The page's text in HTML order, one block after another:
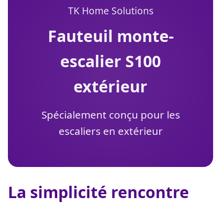
TK Home Solutions
fauteuil monte-
escalier S100
extérieur
Spécialement conçu pour les
escaliers en extérieur
La simplicité rencontre